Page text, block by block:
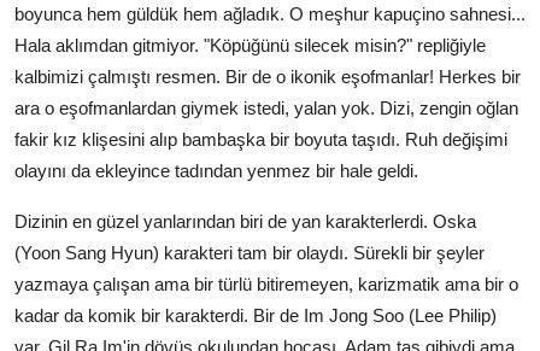
boyunca hem güldük hem ağladık. O meşhur kapuçino sahnesi...
Hala aklımdan gitmiyor. "Köpüğünü silecek misin?" repliğiyle
kalbimizi çalmıştı resmen. Bir de o ikonik eşofmanlar! Herkes bir
ara o eşofmanlardan giymek istedi, yalan yok. Dizi, zengin oğlan
fakir kız klişesini alıp bambaşka bir boyuta taşıdı. Ruh değişimi
olayını da ekleyince tadından yenmez bir hale geldi.
Dizinin en güzel yanlarından biri de yan karakterlerdi. Oska
(Yoon Sang Hyun) karakteri tam bir olaydı. Sürekli bir şeyler
yazmaya çalışan ama bir türlü bitiremeyen, karizmatik ama bir o
kadar da komik bir karakterdi. Bir de Im Jong Soo (Lee Philip)